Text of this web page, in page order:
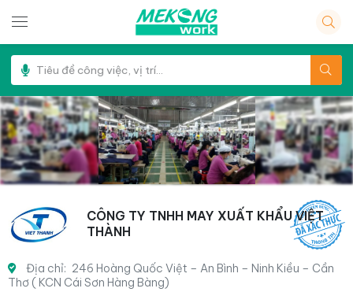
CÔNG TY TNHH MAY XUẤT KHẨU VIỆT
THÀNH
Địa chỉ: 246 Hoàng Quốc Việt – An Bình – Ninh Kiều – Cần
Thơ ( KCN Cái Sơn Hàng Bàng)